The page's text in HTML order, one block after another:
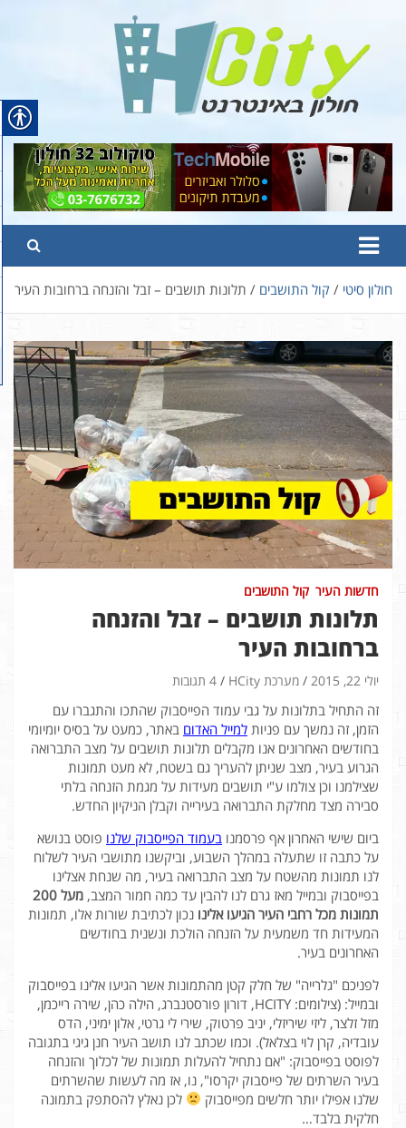
content
Hcity – חולון באינטרנט
פורטל החדשות והמידע של חולון
חולון סיטי קול התושבים תלונות תושבים – זבל והזנחה ברחובות העיר
חדשות העיר קול התושבים
תלונות תושבים – זבל והזנחה
ברחובות העיר
יולי 22, 2015 מערכת HCity 4 תגובות
זה התחיל בתלונות על גבי עמוד הפייסבוק שהתכו והתגברו עם
הזמן, זה נמשך עם פניות למייל האדום באתר, כמעט על בסיס יומיומי
בחודשים האחרונים אנו מקבלים תלונות תושבים על מצב התברואה
הגרוע בעיר, מצב שניתן להעריך גם בשטח, לא מעט תמונות
שצילמנו וכן צולמו ע"י תושבים מעידות על מגמת הזנחה בלתי
סבירה מצד מחלקת התברואה בעירייה וקבלן הניקיון החדש.
ביום שישי האחרון אף פרסמנו בעמוד הפייסבוק שלנו פוסט בנושא
על כתבה זו שתעלה במהלך השבוע, וביקשנו מתושבי העיר לשלוח
לנו תמונות מהשטח על מצב התברואה בעיר, מה שנחת אצלינו
בפייסבוק ובמייל מאז גרם לנו להבין עד כמה חמור המצב,
מעל 200
תמונות מכל רחבי העיר הגיעו אלינו נכון לכתיבת שורות אלו, תמונות
המעידות חד משמעית על הזנחה הולכת ונשנית בחודשים
האחרונים בעיר.
לפניכם "גלרייה" של חלק קטן מהתמונות אשר הגיעו אלינו בפייסבוק
ובמייל: (צילומים: HCITY, דורון פורסטנברג, הילה כהן, שירה רייכמן,
מזל זלצר, ליזי שיריזלי, יניב פרטוק, שירי לי גרטי, אלון ימיני, הדס
עובדיה, קרן לוי בצלאל). וכמו שכתב לנו תושב העיר חנן גיגי בתגובה
לפוסט בפייסבוק: "אם נתחיל להעלות תמונות של לכלוך והזנחה
בעיר השרתים של פייסבוק יקרסו", נו, אז מה לעשות שהשרתים
שלנו אפילו יותר חלשים מפייסבוק
לכן נאלץ להסתפק בתמונה
חלקית בלבד…